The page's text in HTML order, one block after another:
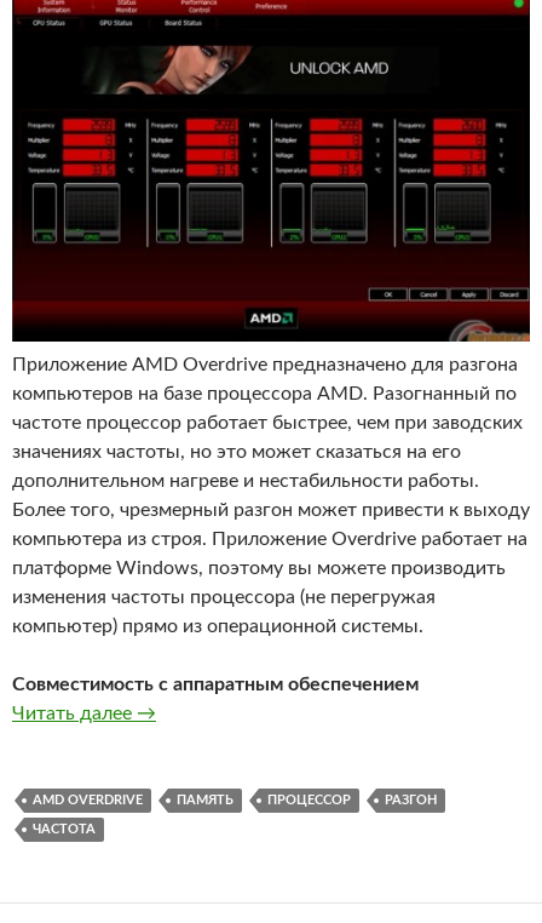
Приложение AMD Overdrive предназначено для разгона
компьютеров на базе процессора AMD. Разогнанный по
частоте процессор работает быстрее, чем при заводских
значениях частоты, но это может сказаться на его
дополнительном нагреве и нестабильности работы.
Более того, чрезмерный разгон может привести к выходу
компьютера из строя. Приложение Overdrive работает на
платформе Windows, поэтому вы можете производить
изменения частоты процессора (не перегружая
компьютер) прямо из операционной системы.
Совместимость с аппаратным обеспечением
Читать далее Как разогнать компьютер с помощью
→
AMD OVERDRIVE ПАМЯТЬ ПРОЦЕССОР РАЗГОН
ЧАСТОТА